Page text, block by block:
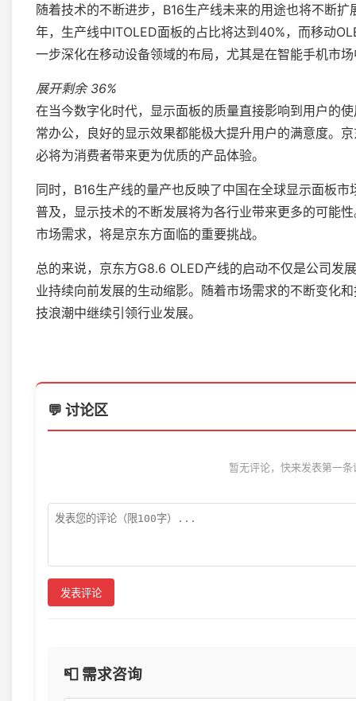
随着技术的不断进步，B16生产线未来的用途也将不断
年，生产线中ITOLED面板的占比将达到40%，而移动
一步深化在移动设备领域的布局，尤其是在智能手机市
展开剩余 36%
在当今数字化时代，显示面板的质量直接影响到用户的
常办公，良好的显示效果都能极大提升用户的满意度。
必将为消费者带来更为优质的产品体验。
同时，B16生产线的量产也反映了中国在全球显示面板
普及，显示技术的不断发展将为各行业带来更多的可能
市场需求，将是京东方面临的重要挑战。
总的来说，京东方G8.6 OLED产线的启动不仅是公司发
业持续向前发展的生动缩影。随着市场需求的不断变化
技浪潮中继续引领行业发展。
💬 讨论区
暂无评论，快来发表第一条
发表评论
📮 需求咨询